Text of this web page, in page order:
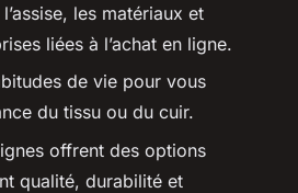
les matériaux et
liées à l’achat en ligne.
de vie pour vous
du tissu ou du cuir.
offrent des options
qualité, durabilité et